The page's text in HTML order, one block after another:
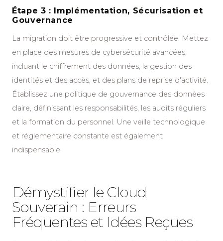
Étape 3 : Implémentation, Sécurisation et
Gouvernance
La migration doit être progressive et contrôlée. Mettez
en place des mesures de cybersécurité avancées,
incluant le chiffrement des données, la gestion des
identités et des accès, et des plans de reprise d'activité.
Établissez une politique de gouvernance des données
claire, définissant les responsabilités, les audits réguliers
et la formation du personnel. Une veille technologique
et réglementaire constante est également
indispensable.
Démystifier le Cloud
Souverain : Erreurs
Fréquentes et Idées Reçues